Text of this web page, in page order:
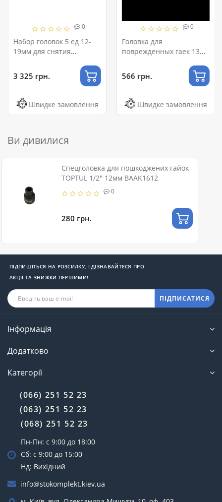
0
Набор головок 5 ед 12-
19мм для снятия
3 325 грн.
Швидке замовлення
0
Головка для
поврежденных гаек 13
566 грн.
Швидке замовлення
Ви дивилися
Спецголовка для пошкоджених гайок
TOPTUL 1/2" 12мм BAAK1612
0
280 грн.
ПІДПИШІТЬСЯ НА РОЗСИЛКУ, І ДІЗНАВАЙТЕСЯ ПРО
АКЦІЇ ТА ЗНИЖКИ ПЕРШИМИ!
ПІДПИСАТИСЯ
Інформація
Додатково
Категорії
(066) 251 52 23
(063) 251 52 23
(068) 251 52 23
Пн-Пн: с 9:00 до 18:00
Сб: с 9:00 до 15:00
Нд: Вихідний
info@stokomplekt.kiev.ua